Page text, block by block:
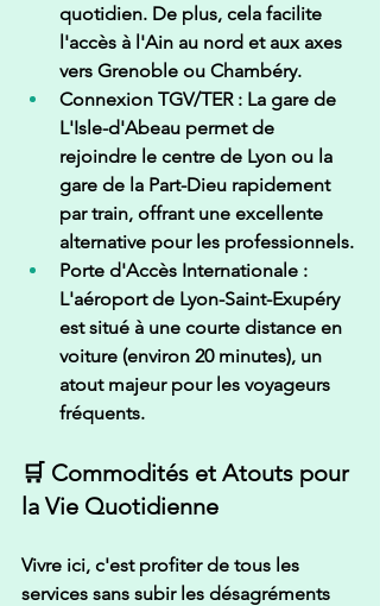
quotidien. De plus, cela facilite
l'accès à l'Ain au nord et aux axes
vers Grenoble ou Chambéry.
Connexion TGV/TER : La gare de
L'Isle-d'Abeau permet de
rejoindre le centre de Lyon ou la
gare de la Part-Dieu rapidement
par train, offrant une excellente
alternative pour les professionnels.
Porte d'Accès Internationale :
L'aéroport de Lyon-Saint-Exupéry
est situé à une courte distance en
voiture (environ 20 minutes), un
atout majeur pour les voyageurs
fréquents.
🛒 Commodités et Atouts pour
la Vie Quotidienne
Vivre ici, c'est profiter de tous les
services sans subir les désagréments